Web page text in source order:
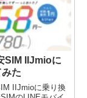
SIM IIJmioに
た
IIJmioに乗り換